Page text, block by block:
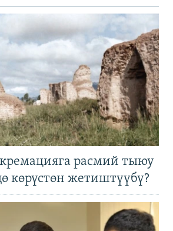
расмий тыюу
көрүстөн жетиштүүбү?